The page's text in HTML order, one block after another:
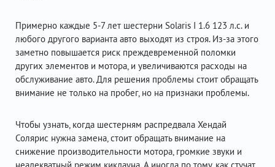
Примерно каждые 5-7 лет шестерни Solaris I 1.6 123 л.с. и
любого другого варианта авто выходят из строя. Из-за этого
заметно повышается риск преждевременной поломки
других элементов и мотора, и увеличиваются расходы на
обслуживание авто. Для решения проблемы стоит обращать
внимание не только на пробег, но на признаки проблемы.
Чтобы узнать, когда шестерням распредвала Хендай
Солярис нужна замена, стоит обращать внимание на
снижение производительности мотора, громкие звуки и